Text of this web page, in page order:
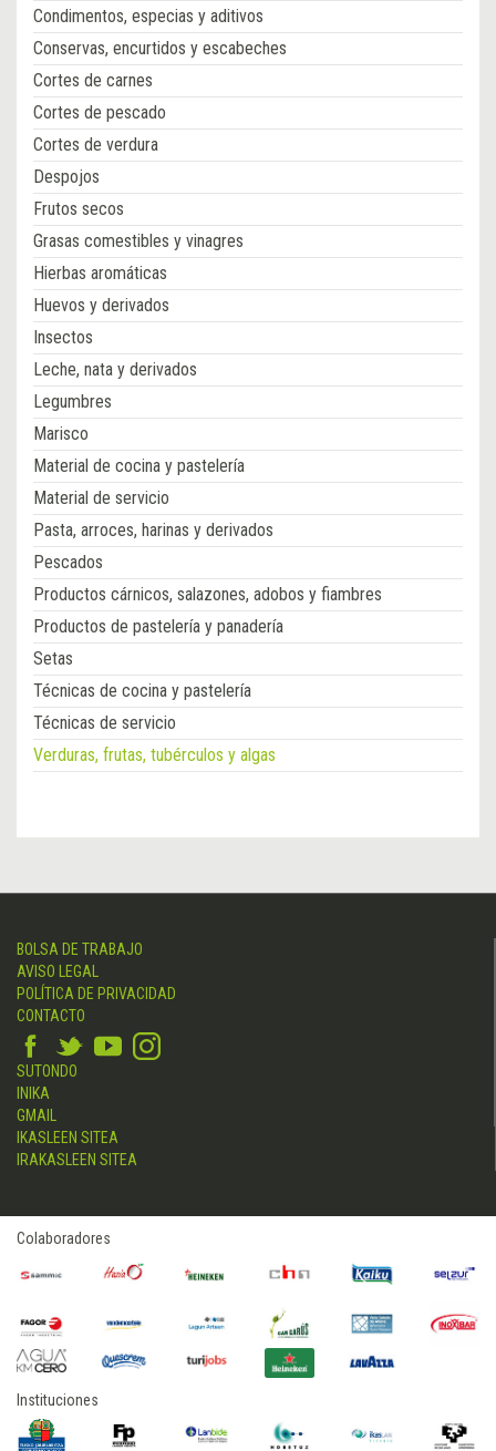
Condimentos, especias y aditivos
Conservas, encurtidos y escabeches
Cortes de carnes
Cortes de pescado
Cortes de verdura
Despojos
Frutos secos
Grasas comestibles y vinagres
Hierbas aromáticas
Huevos y derivados
Insectos
Leche, nata y derivados
Legumbres
Marisco
Material de cocina y pastelería
Material de servicio
Pasta, arroces, harinas y derivados
Pescados
Productos cárnicos, salazones, adobos y fiambres
Productos de pastelería y panadería
Setas
Técnicas de cocina y pastelería
Técnicas de servicio
Verduras, frutas, tubérculos y algas
BOLSA DE TRABAJO
AVISO LEGAL
POLÍTICA DE PRIVACIDAD
CONTACTO
SUTONDO
INIKA
GMAIL
IKASLEEN SITEA
IRAKASLEEN SITEA
Colaboradores
Instituciones